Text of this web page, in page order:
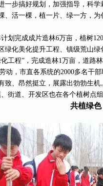
一步搞好规划，加强指导，科
、活一棵，植一片、绿一方，
完成成片造林6万亩，植树
绿化美化提升工程、镇级荒山
工程”，完成造林1万亩，道路
，市直各系统的2000多名干
致、昂然挺立，展露出勃勃生机。
道、开发区也在各个植树点
共植绿